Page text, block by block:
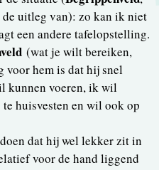
uitleg van): zo kan ik niet
een andere tafelopstelling.
(wat je wilt bereiken,
voor hem is dat hij snel
kunnen voeren, ik wil
huisvesten en wil ook op
dat hij wel lekker zit in
voor de hand liggend